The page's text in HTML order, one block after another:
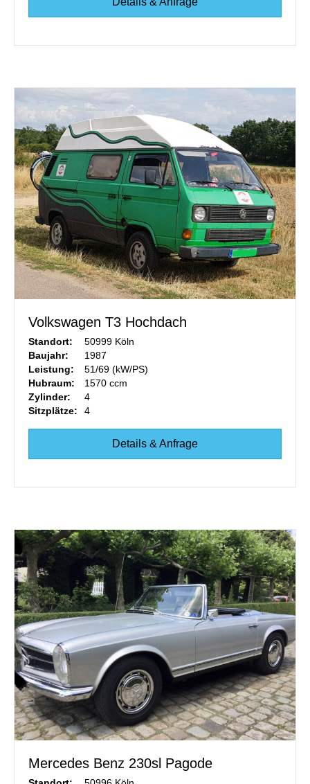
Volkswagen T3 Hochdach
Standort:
50999 Köln
Baujahr:
1987
Leistung:
51/69 (kW/PS)
Hubraum:
1570 ccm
Zylinder:
4
Sitzplätze:
4
Details & Anfrage
Mercedes Benz 230sl Pagode